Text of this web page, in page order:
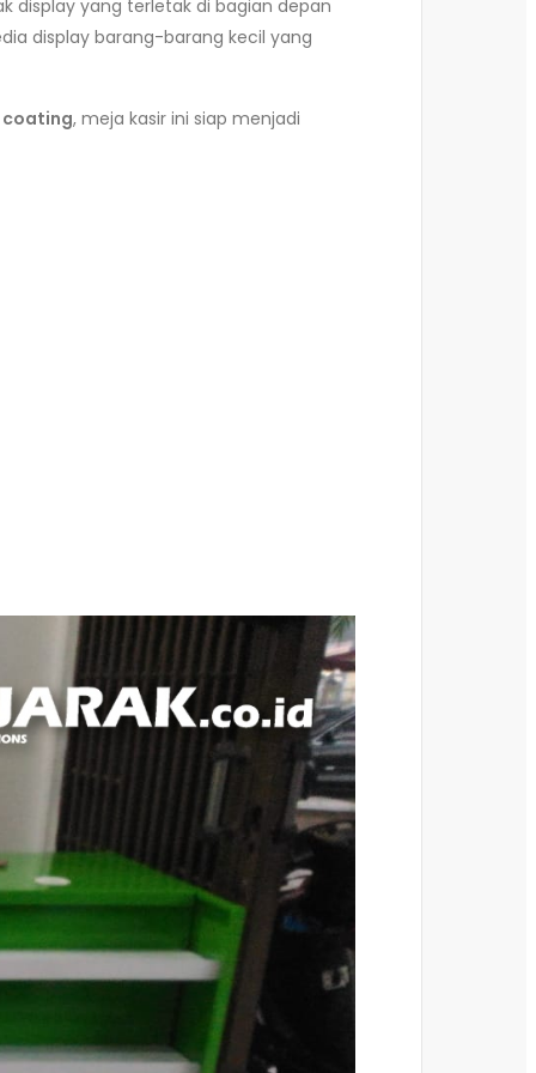
display yang terletak di bagian depan
display barang-barang kecil yang
, meja kasir ini siap menjadi